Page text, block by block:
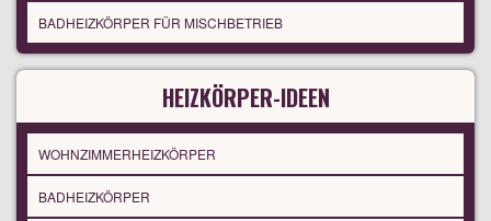
BADHEIZKÖRPER FÜR MISCHBETRIEB
HEIZKÖRPER-IDEEN
WOHNZIMMERHEIZKÖRPER
BADHEIZKÖRPER